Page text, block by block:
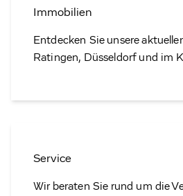
Immobilien
Entdecken Sie unsere
Ratingen, Düsseldorf und im
Service
Wir beraten Sie rund um die